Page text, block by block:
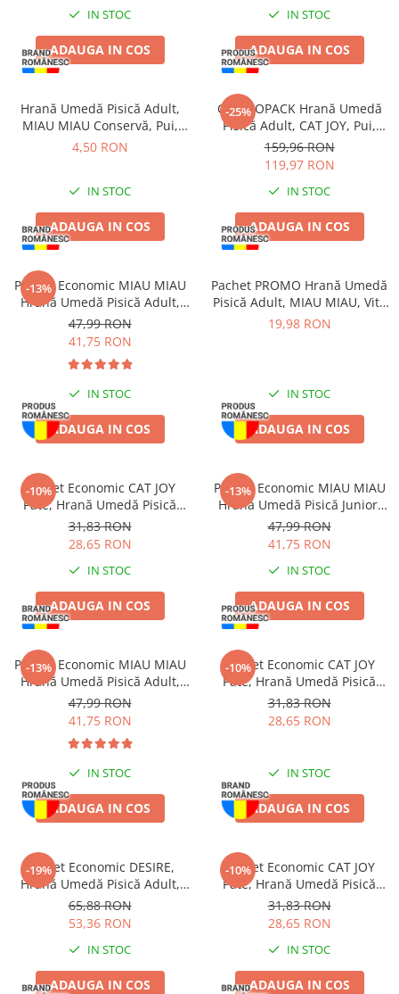
Semi-umede
Pernuțe
Îngrijire Câini
Covorașe Igienice Câini
Igienă Câini
Antiparazitare Câini
Vitamine Câini
Perii & Piepteni
Accesorii Câini
Culcușuri & Saltele Câini
Castroane și Adapatori
Cuști și Genți
Zgărzi, Lese & Hamuri
Jucării Câini
Haine Câini
Proteice
Umede
Îngrijire Pisici
Așternut Igienic Pisici
Igienă Pisici
Vitamine Pisici
Perii & Piepteni Pisici
Accesorii Pisici
Culcușuri & Saltele Pisici
Ansambluri Pisici
Castroane & Adapatori Pisici
Cuști & Genți Pisici
Litiere Pisici
Jucării Pisici
Zgărzi & Hamuri
IN STOC
ADAUGA IN COS
IN STOC
ADAUGA IN COS
Hrană Umedă Pisică Adult,
MIAU MIAU Conservă, Pui,
415g
4,50 RON
IN STOC
ADAUGA IN COS
-25%
COMBOPACK Hrană Umedă
Pisică Adult, CAT JOY, Pui,
Vită, Curcan și Somon, 96x85g
159,96 RON
119,97 RON
IN STOC
ADAUGA IN COS
-13%
Pachet Economic MIAU MIAU
Hrană Umedă Pisică Adult,
Somon în sos, 24x100g
47,99 RON
41,75 RON
IN STOC
ADAUGA IN COS
Pachet PROMO Hrană Umedă
Pisică Adult, MIAU MIAU, Vită
în sos, 12x100g
19,98 RON
IN STOC
ADAUGA IN COS
-10%
Pachet Economic CAT JOY
Pate, Hrană Umedă Pisică
Adult, Pasăre, 16x100g
31,83 RON
28,65 RON
IN STOC
ADAUGA IN COS
-13%
Pachet Economic MIAU MIAU
Hrană Umedă Pisică Junior,
Pui în sos, 24x100g
47,99 RON
41,75 RON
IN STOC
ADAUGA IN COS
-13%
Pachet Economic MIAU MIAU
Hrană Umedă Pisică Adult,
Sterilizată, Pui în sos, 24x100g
47,99 RON
41,75 RON
IN STOC
ADAUGA IN COS
-10%
Pachet Economic CAT JOY
Pate, Hrană Umedă Pisică
Adult, Pește, 16x100g
31,83 RON
28,65 RON
IN STOC
ADAUGA IN COS
-19%
Pachet Economic DESIRE,
Hrană Umedă Pisică Adult,
Ton File și Creveți în Supă,
12x70g
65,88 RON
53,36 RON
IN STOC
ADAUGA IN COS
-10%
Pachet Economic CAT JOY
Pate, Hrană Umedă Pisică
Adult, Vită, 16x100g
31,83 RON
28,65 RON
IN STOC
ADAUGA IN COS